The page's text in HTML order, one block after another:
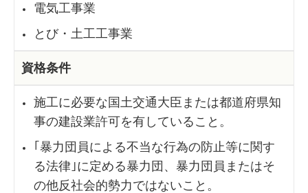
電気工事業
とび・土工工事業
資格条件
施工に必要な国土交通大臣または都道府県知
事の建設業許可を有していること。
｢暴力団員による不当な行為の防止等に関す
る法律｣に定める暴力団、暴力団員またはそ
の他反社会的勢力ではないこと。